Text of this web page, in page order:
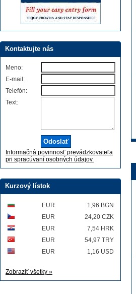
Kontaktujte nás
Meno:
E-mail:
Telefón:
Text:
Informačná povinnosť prevádzkovateľa
pri spracúvaní osobných údajov.
Kurzový lístok
EUR
1,96 BGN
EUR
24,20 CZK
EUR
7,54 HRK
EUR
54,97 TRY
EUR
1,16 USD
Zobraziť všetky »